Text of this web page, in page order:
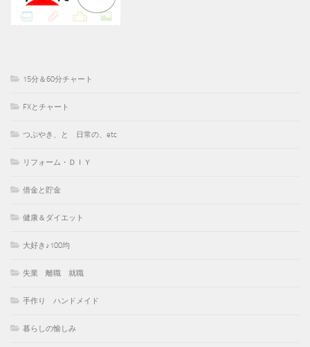
15分＆60分チャート
FXとチャート
つぶやき、と 日常の、etc
リフォーム・ＤＩＹ
借金と貯金
健康＆ダイエット
大好き♪100均
失業 離職 就職
手作り ハンドメイド
暮らしの愉しみ